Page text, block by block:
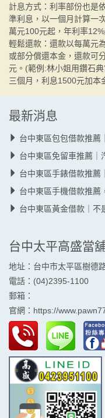
計息方式：利率部份也是
準利息，以一個月計算一
萬元100元起，年利率
輕鬆還款：還款以每萬元
或部分償還本金，還款可
元。(範例:林小姐用鑽石
三個月，利息1500元加本
最新消息
台中東區包包借款推薦｜精品包
台中東區免留車推薦｜汽車借款、
台中東區手錶借款推薦｜名
台中東區手機借款推薦
台中東區黃金借款｜不是黃金
台中太平高盛當
地址：台中市太平區樹德
電話：(04)2395-1100
郵箱：
官網： https://